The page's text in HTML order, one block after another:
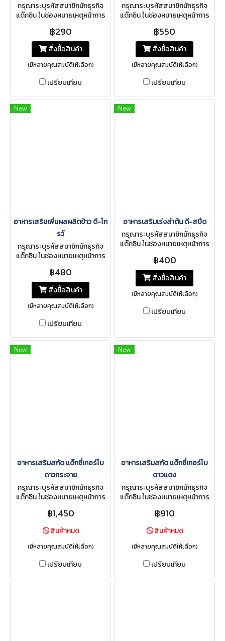
กรุณาระบุรหัสสมาชิกนักธุรกิจ
แด๊กซิน ในช่องหมายเหตุหน้าการ
฿290
สั่งซื้อสินค้า
(มีหลายคุณสมบัติให้เลือก)
เปรียบเทียบ
กรุณาระบุรหัสสมาชิกนักธุรกิจ
แด๊กซิน ในช่องหมายเหตุหน้าการ
฿550
สั่งซื้อสินค้า
(มีหลายคุณสมบัติให้เลือก)
เปรียบเทียบ
New
อาหารเสริมเพิ่มผลผลิตข้าว ดี-โก
รว์
กรุณาระบุรหัสสมาชิกนักธุรกิจ
แด๊กซิน ในช่องหมายเหตุหน้าการ
฿480
สั่งซื้อสินค้า
(มีหลายคุณสมบัติให้เลือก)
เปรียบเทียบ
New
อาหารเสริมเร่งลำต้น ดี-สปีด
กรุณาระบุรหัสสมาชิกนักธุรกิจ
แด๊กซิน ในช่องหมายเหตุหน้าการ
฿400
สั่งซื้อสินค้า
(มีหลายคุณสมบัติให้เลือก)
เปรียบเทียบ
New
อาหารเสริมสกัด แด๊กซี่เทอร์โบ
ดาวกระจาย
กรุณาระบุรหัสสมาชิกนักธุรกิจ
แด๊กซิน ในช่องหมายเหตุหน้าการ
฿1,450
สินค้าหมด
(มีหลายคุณสมบัติให้เลือก)
เปรียบเทียบ
New
อาหารเสริมสกัด แด๊กซี่เทอร์โบ
ดาวแดง
กรุณาระบุรหัสสมาชิกนักธุรกิจ
แด๊กซิน ในช่องหมายเหตุหน้าการ
฿910
สินค้าหมด
(มีหลายคุณสมบัติให้เลือก)
เปรียบเทียบ